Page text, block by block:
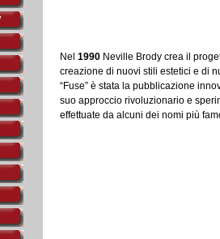
Nel 1990 Neville Brody crea il
creazione di nuovi stili estetici e di
“Fuse” è stata la pubblicazione
suo approccio rivoluzionario e
effettuate da alcuni dei nomi più